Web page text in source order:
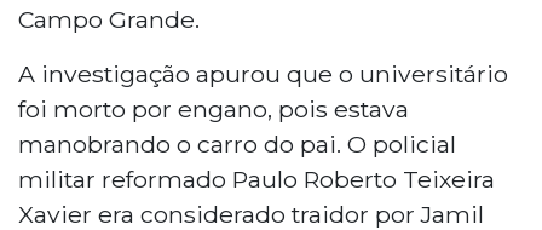
Campo Grande.
A investigação apurou que o universitário
foi morto por engano, pois estava
manobrando o carro do pai. O policial
militar reformado Paulo Roberto Teixeira
Xavier era considerado traidor por Jamil